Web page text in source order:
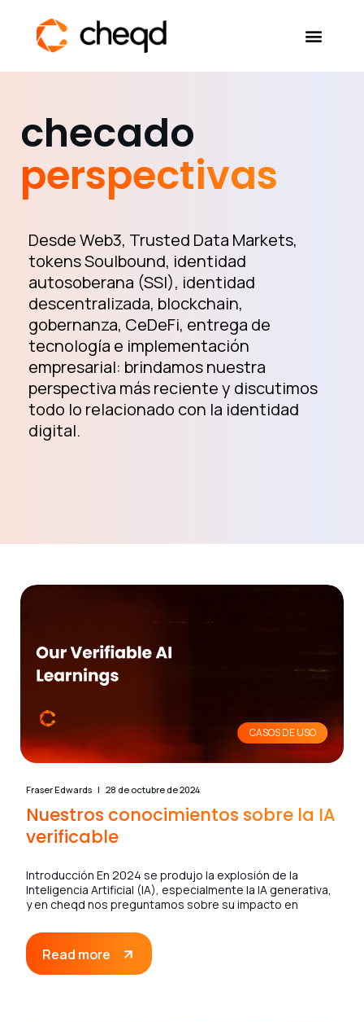
Developers
eBooks & Reports
SSI Explained
Contact
checado
perspectivas
Desde Web3, Trusted Data Markets,
tokens Soulbound, identidad
autosoberana (SSI), identidad
descentralizada, blockchain,
gobernanza, CeDeFi, entrega de
tecnología e implementación
empresarial: brindamos nuestra
perspectiva más reciente y discutimos
todo lo relacionado con la identidad
digital.
CASOS DE USO
Nuestros conocimientos sobre la IA
verificable
Introducción En 2024 se produjo la explosión de la
Inteligencia Artificial (IA), especialmente la IA generativa,
y en cheqd nos preguntamos sobre su impacto en
Read more
Fraser Edwards 28 de octubre de 2024